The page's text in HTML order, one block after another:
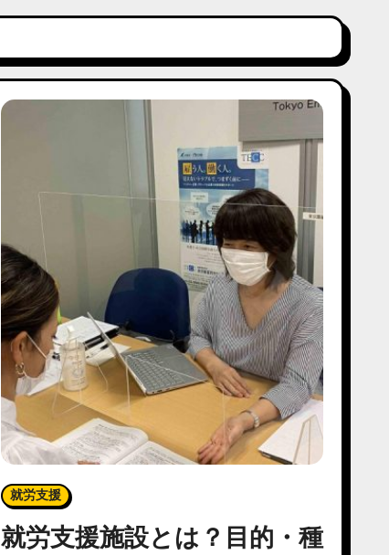
就労支援
就労支援施設とは？目的・種